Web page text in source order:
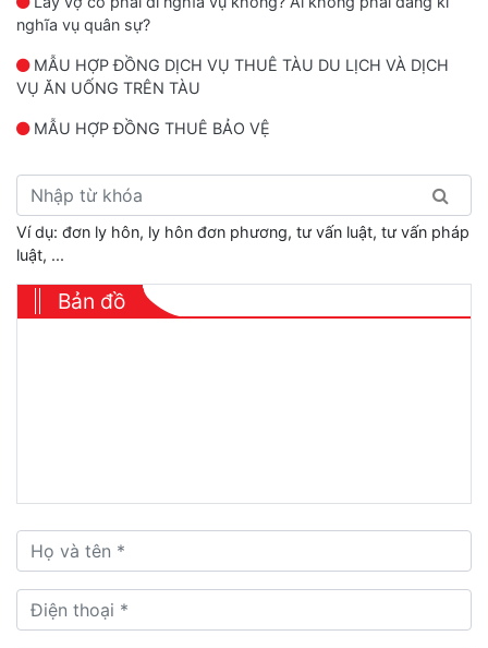
nghĩa vụ quân sự?
MẪU HỢP ĐỒNG DỊCH VỤ THUÊ TÀU DU LỊCH VÀ DỊCH
VỤ ĂN UỐNG TRÊN TÀU
MẪU HỢP ĐỒNG THUÊ BẢO VỆ
Ví dụ: đơn ly hôn, ly hôn đơn phương, tư vấn luật, tư vấn pháp
luật, ...
Bản đồ